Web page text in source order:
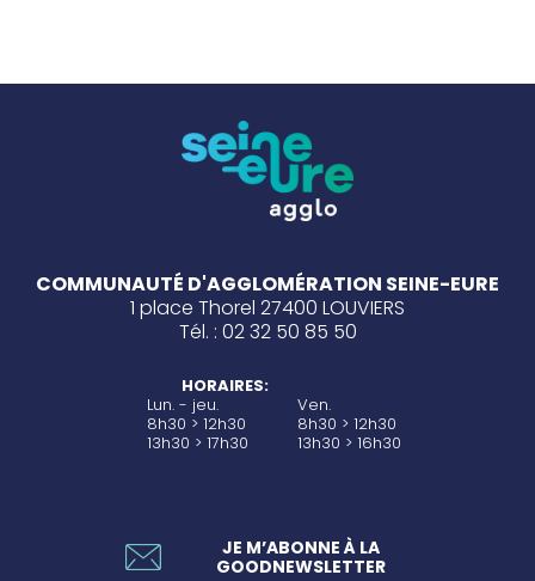
COMMUNAUTÉ D'AGGLOMÉRATION SEINE-EURE
1 place Thorel 27400 LOUVIERS
Tél. : 02 32 50 85 50
HORAIRES:
Lun. - jeu.
8h30 > 12h30
13h30 > 17h30
Ven.
8h30 > 12h30
13h30 > 16h30
JE M’ABONNE À LA
GOODNEWSLETTER